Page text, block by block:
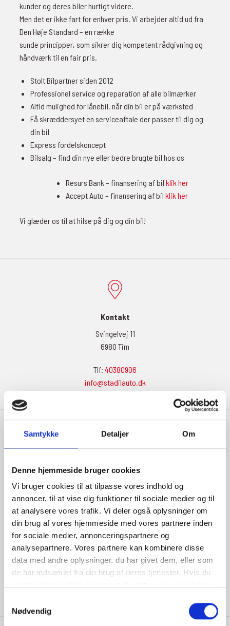
Samtykke Detaljer Om
Denne hjemmeside bruger cookies
Vi bruger cookies til at tilpasse vores indhold og
annoncer, til at vise dig funktioner til sociale medier og til
at analysere vores trafik. Vi deler også oplysninger om
din brug af vores hjemmeside med vores partnere inden
for sociale medier, annonceringspartnere og
analysepartnere. Vores partnere kan kombinere disse
data med andre oplysninger, du har givet dem, eller som
de har indsamlet fra din brug af deres tjenester. Hvis du
"indstil præferencer" for at administrere dine
Nødvendig
kunder og deres biler hurtigt videre.
Men det er ikke fart for enhver pris. Vi arbejder altid ud fra
Den Høje Standard – en række
sunde principper, som sikrer dig kompetent rådgivning og
håndværk til en fair pris.
Stolt Bilpartner siden 2012
Professionel service og reparation af alle bilmærker
Altid mulighed for lånebil, når din bil er på værksted
Få skræddersyet en serviceaftale der passer til dig og
din bil
Express fordelskoncept
Bilsalg – find din nye eller bedre brugte bil hos os
Resurs Bank – finansering af bil klik her
Accept Auto – finansering af bil klik her
Vi glæder os til at hilse på dig og din bil!
Kontakt
Svingelvej 11
6980 Tim
Tlf: 40380906
info@stadilauto.dk
Åbningstider
Mandag:
7:30-16:00
Tirsdag:
7:30-16:00
Onsdag:
7:30-16:00
Torsdag:
7:30-16:00
Fredag:
7:30-13:00
Lørdag:
Efter aftale
Efter aftale